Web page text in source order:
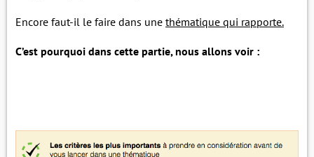
Encore faut-il le faire dans une thématique qui rapporte.
C’est pourquoi dans cette partie, nous allons voir :